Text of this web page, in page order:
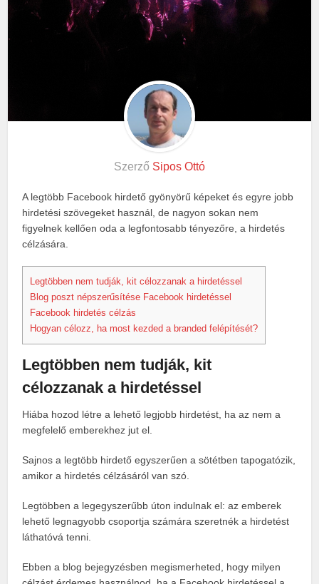
Szerző Sipos Ottó
A legtöbb Facebook hirdető gyönyörű képeket és egyre jobb
hirdetési szövegeket használ, de nagyon sokan nem
figyelnek kellően oda a legfontosabb tényezőre, a hirdetés
célzására.
Legtöbben nem tudják, kit célozzanak a hirdetéssel
Blog poszt népszerűsítése Facebook hirdetéssel
Facebook hirdetés célzás
Hogyan célozz, ha most kezded a branded felépítését?
Legtöbben nem tudják, kit
célozzanak a hirdetéssel
Hiába hozod létre a lehető legjobb hirdetést, ha az nem a
megfelelő emberekhez jut el.
Sajnos a legtöbb hirdető egyszerűen a sötétben tapogatózik,
amikor a hirdetés célzásáról van szó.
Legtöbben a legegyszerűbb úton indulnak el: az emberek
lehető legnagyobb csoportja számára szeretnék a hirdetést
láthatóvá tenni.
Ebben a blog bejegyzésben megismerheted, hogy milyen